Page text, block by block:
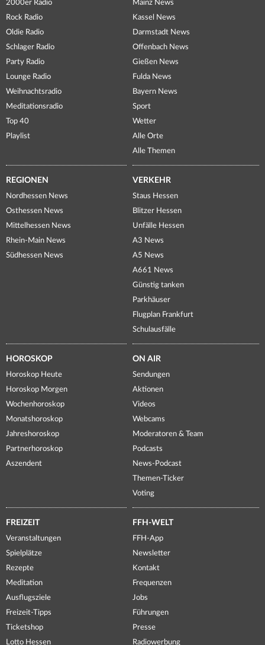
2000er Radio
Rock Radio
Oldie Radio
Schlager Radio
Party Radio
Lounge Radio
Weihnachtsradio
Meditationsradio
Top 40
Playlist
Mainz News
Kassel News
Darmstadt News
Offenbach News
Gießen News
Fulda News
Bayern News
Sport
Wetter
Alle Orte
Alle Themen
REGIONEN
Nordhessen News
Osthessen News
Mittelhessen News
Rhein-Main News
Südhessen News
VERKEHR
Staus Hessen
Blitzer Hessen
Unfälle Hessen
A3 News
A5 News
A661 News
Günstig tanken
Parkhäuser
Flugplan Frankfurt
Schulausfälle
HOROSKOP
Horoskop Heute
Horoskop Morgen
Wochenhoroskop
Monatshoroskop
Jahreshoroskop
Partnerhoroskop
Aszendent
ON AIR
Sendungen
Aktionen
Videos
Webcams
Moderatoren & Team
Podcasts
News-Podcast
Themen-Ticker
Voting
FREIZEIT
Veranstaltungen
Spielplätze
Rezepte
Meditation
Ausflugsziele
Freizeit-Tipps
Ticketshop
Lotto Hessen
FFH-WELT
FFH-App
Newsletter
Kontakt
Frequenzen
Jobs
Führungen
Presse
Radiowerbung